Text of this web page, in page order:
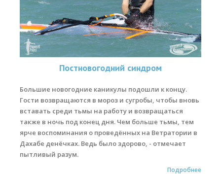
Постновогодний синдром
Большие новогодние каникулы подошли к концу.
Гости возвращаются в мороз и сугробы, чтобы вновь
вставать среди тьмы на работу и возвращаться
также в ночь под конец дня. Чем больше тьмы, тем
ярче воспоминания о проведённых на Ветратории в
Дахабе денёчках. Ведь было здорово, - отмечает
пытливый разум.
Подробнее